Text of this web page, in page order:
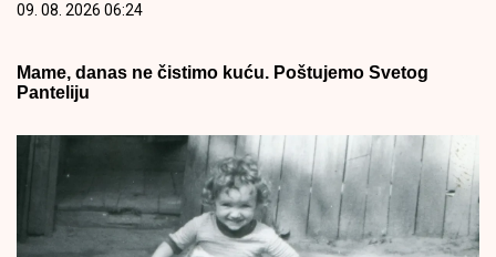
09. 08. 2026 06:24
Mame, danas ne čistimo kuću. Poštujemo Svetog
Panteliju